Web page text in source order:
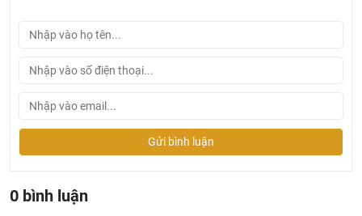
Ở đâu mua sen tắm Bravat chính hãng và giá rẻ nhất ?
Khalinguyen.vn là đơn vị cung cấp sản phẩm
Bravat chính thức và chính hãng tại Việt Nam, chúng tôi
cam kết các sản phẩmBravat
Hiện tại chúng tôi có rất nhiều
hấp dẫn, để biết chi tiết vui lòng chat hoặc gọi điện
Gửi bình luận
0 bình luận